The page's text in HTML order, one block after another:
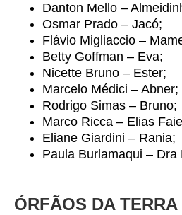
Danton Mello –
Osmar Prado – Jacó;
Flávio Migliaccio –
Betty Goffman – Eva;
Nicette Bruno – Ester;
Marcelo Médici – Abner;
Rodrigo Simas – Bruno;
Marco Ricca – Elias
Eliane Giardini – Rania;
Paula Burlamaqui – Dra
ÓRFÃOS DA